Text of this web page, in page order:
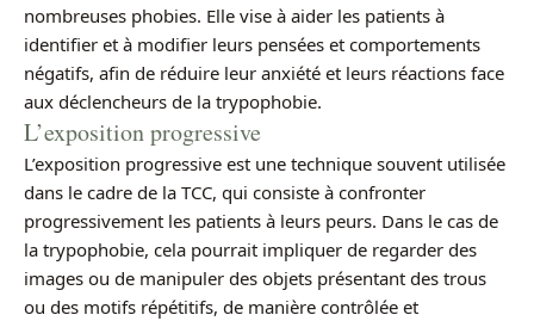
nombreuses phobies. Elle vise à aider les patients à
identifier et à modifier leurs pensées et comportements
négatifs, afin de réduire leur anxiété et leurs réactions face
aux déclencheurs de la trypophobie.
L’exposition progressive
L’exposition progressive est une technique souvent utilisée
dans le cadre de la TCC, qui consiste à confronter
progressivement les patients à leurs peurs. Dans le cas de
la trypophobie, cela pourrait impliquer de regarder des
images ou de manipuler des objets présentant des trous
ou des motifs répétitifs, de manière contrôlée et